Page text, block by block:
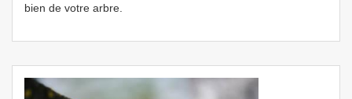
bien de votre arbre.